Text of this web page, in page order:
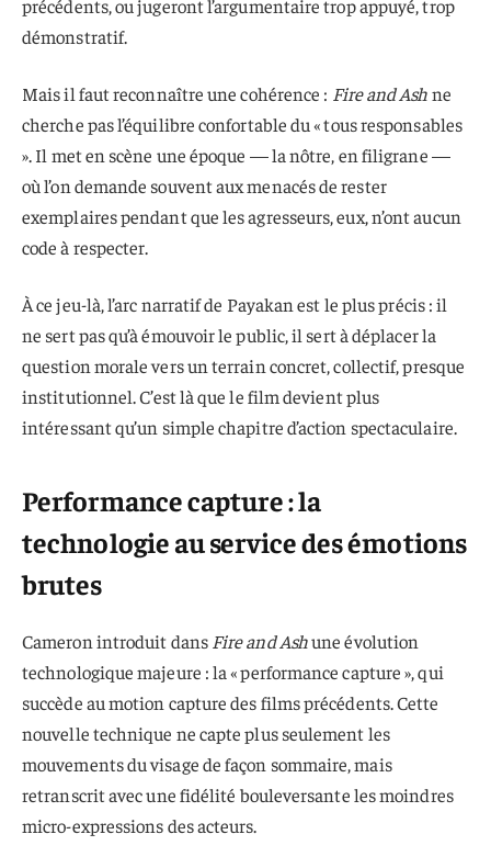
précédents, ou jugeront l’argumentaire trop appuyé, trop
démonstratif.
Mais il faut reconnaître une cohérence : Fire and Ashne
cherche pas l’équilibre confortable du « tous responsables
». Il met en scène une époque — la nôtre, en filigrane —
où l’on demande souvent aux menacés de rester
exemplaires pendant que les agresseurs, eux, n’ont aucun
code à respecter.
À ce jeu-là, l’arc narratif de Payakan est le plus précis : il
ne sert pas qu’à émouvoir le public, il sert à déplacer la
question morale vers un terrain concret, collectif, presque
institutionnel. C’est là que le film devient plus
intéressant qu’un simple chapitre d’action spectaculaire.
Performance capture : la
technologie au service des émotions
brutes
Cameron introduit dans Fire and Ashune évolution
technologique majeure : la « performance capture », qui
succède au motion capture des films précédents. Cette
nouvelle technique ne capte plus seulement les
mouvements du visage de façon sommaire, mais
retranscrit avec une fidélité bouleversante les moindres
micro-expressions des acteurs.